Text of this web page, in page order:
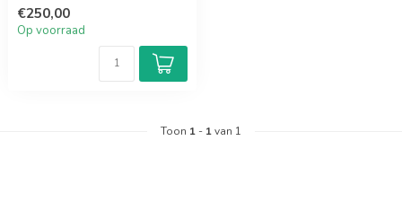
€250,00
Op voorraad
Toon 1 - 1van 1